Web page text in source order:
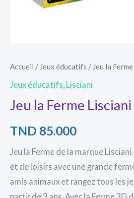
Accueil / Jeux éducatifs / Jeu la
Jeux éducatifs, Lisciani
Jeu la Ferme Lisciani
TND 85.000
Jeu la Ferme de la marque
et de loisirs avec une grande
amis animaux et rangez tous les